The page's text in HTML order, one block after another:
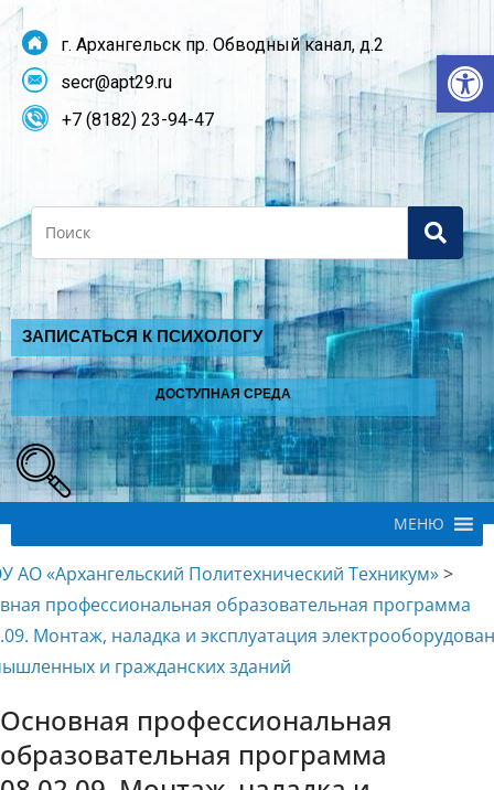
г. Архангельск пр. Обводный канал, д.2
secr@apt29.ru
+7 (8182) 23-94-47
Search
ЗАПИСАТЬСЯ К ПСИХОЛОГУ
ДОСТУПНАЯ СРЕДА
МЕНЮ
АО «Архангельский Политехнический Техникум»>
профессиональная образовательная программа
Монтаж, наладка и эксплуатация
и гражданских зданий
Основная профессиональная
образовательная программа